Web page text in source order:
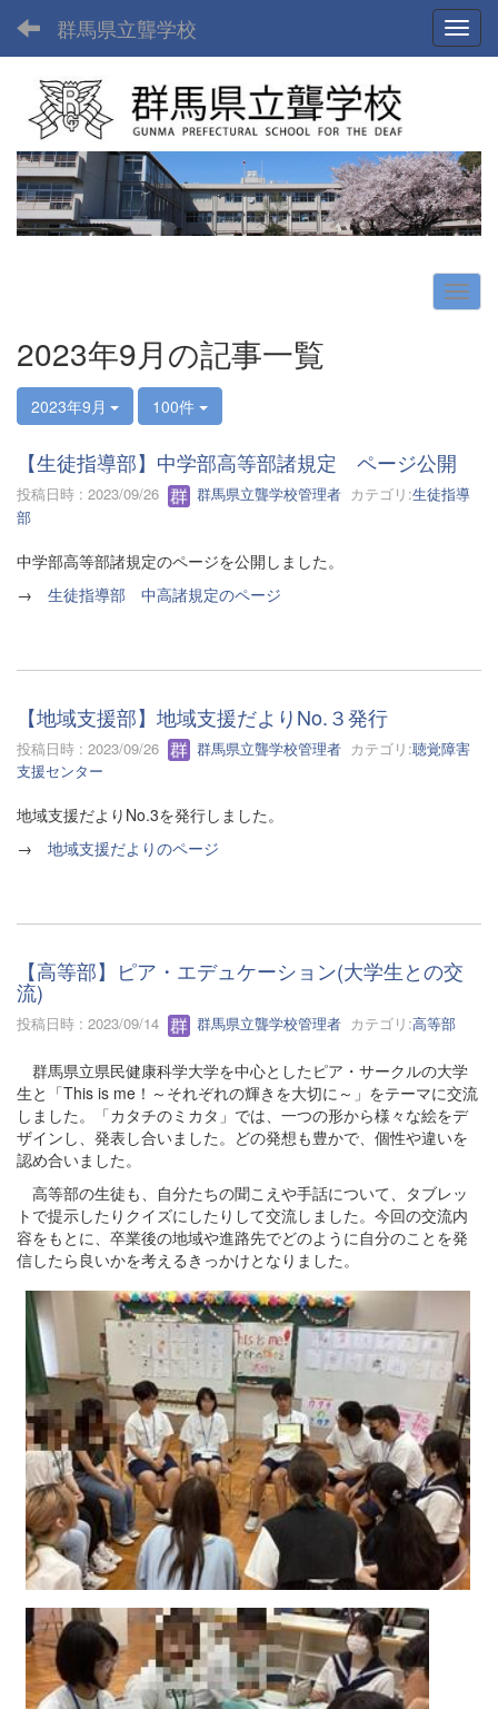
群馬県立聾学校
2023年9月の記事一覧
2023年9月 100件
【生徒指導部】中学部高等部諸規定 ページ公開
投稿日時 : 2023/09/26 群馬県立聾学校管理者 カテゴリ:生徒指導
部
中学部高等部諸規定のページを公開しました。
→ 生徒指導部 中高諸規定のページ
【地域支援部】地域支援だよりNo.３発行
投稿日時 : 2023/09/26 群馬県立聾学校管理者 カテゴリ:聴覚障害
支援センター
地域支援だよりNo.3を発行しました。
→ 地域支援だよりのページ
【高等部】ピア・エデュケーション(大学生との交
流)
投稿日時 : 2023/09/14 群馬県立聾学校管理者 カテゴリ:高等部
群馬県立県民健康科学大学を中心としたピア・サークルの大学
生と「This is me！～それぞれの輝きを大切に～」をテーマに交流
しました。「カタチのミカタ」では、一つの形から様々な絵をデ
ザインし、発表し合いました。どの発想も豊かで、個性や違いを
認め合いました。
高等部の生徒も、自分たちの聞こえや手話について、タブレッ
トで提示したりクイズにしたりして交流しました。今回の交流内
容をもとに、卒業後の地域や進路先でどのように自分のことを発
信したら良いかを考えるきっかけとなりました。